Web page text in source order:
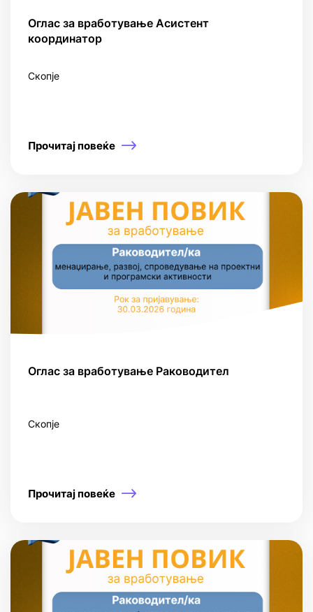
Оглас за вработување Асистент
координатор
Скопје
Прочитај повеќе
Оглас за вработување Раководител
Скопје
Прочитај повеќе